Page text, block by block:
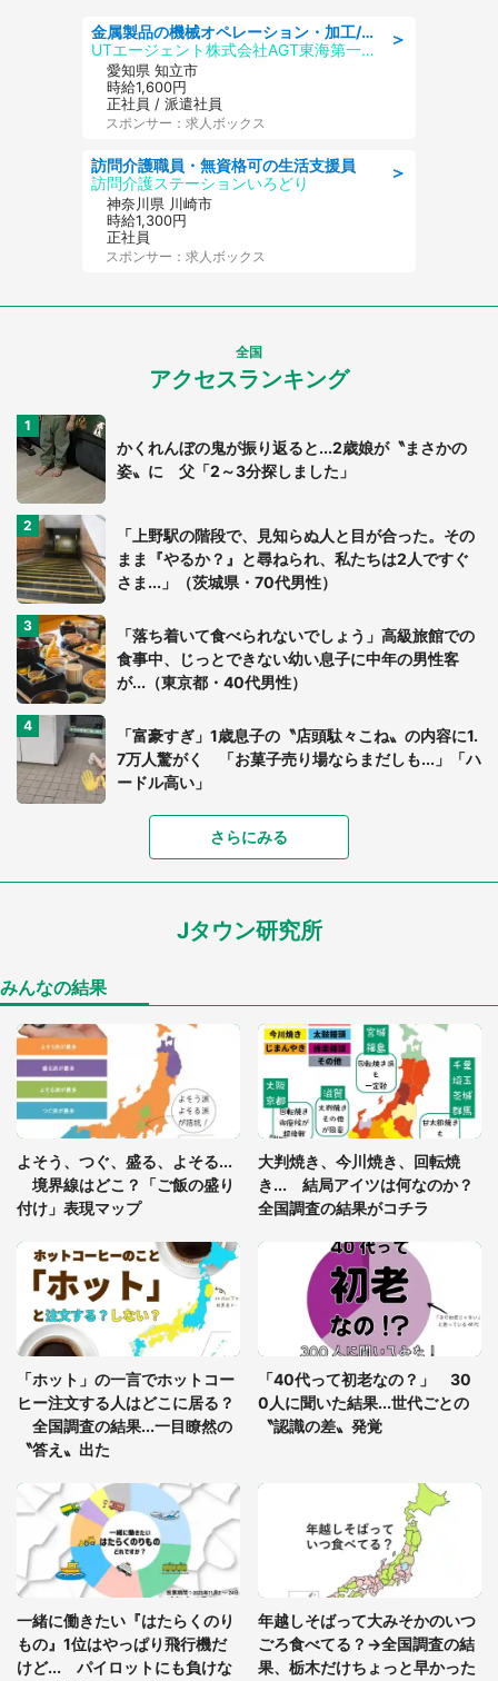
＞
金属製品の機械オペレーション・加工/寮完備/日払い/工場・製造
UTエージェント株式会社AGT東海第一CU
愛知県 知立市
時給1,600円
正社員 / 派遣社員
スポンサー：求人ボックス
＞
訪問介護職員・無資格可の生活支援員
訪問介護ステーションいろどり
神奈川県 川崎市
時給1,300円
正社員
スポンサー：求人ボックス
全国
アクセスランキング
かくれんぼの鬼が振り返ると...2歳娘が〝まさかの
姿〟に 父「2～3分探しました」
「上野駅の階段で、見知らぬ人と目が合った。その
まま『やるか？』と尋ねられ、私たちは2人ですぐ
さま...」（茨城県・70代男性）
「落ち着いて食べられないでしょう」高級旅館での
食事中、じっとできない幼い息子に中年の男性客
が...（東京都・40代男性）
「富豪すぎ」1歳息子の〝店頭駄々こね〟の内容に1.
7万人驚がく 「お菓子売り場ならまだしも...」「ハ
ードル高い」
あまりにも四角すぎる猫、激写される 「これもう
家に〝デカい蛾〟が居座り続けて3日間...ビビり続
「○○がない街に住んでいます」住人の呟きに30万
人驚がく 何が存在しないか、あなたはわかる？
「閉所恐怖症の私は新幹線で大パニック。隣席の青
年に『手を繋いで』とお願いしたら...」 体験談に
8万人感動
知らぬおじいさんがわざわざ声をかけてきて（兵庫
県・30代女性）
「ゾワゾワする」「本当に気持ち悪い」 道端でバ
グっちゃってた〝野生の野菜〟に6.5万人戦慄
さらにみる
Jタウン研究所
みんなの結果
よそう、つぐ、盛る、よそる...
境界線はどこ？「ご飯の盛り
付け」表現マップ
大判焼き、今川焼き、回転焼
き... 結局アイツは何なのか？
全国調査の結果がコチラ
「ホット」の一言でホットコー
ヒー注文する人はどこに居る？
全国調査の結果...一目瞭然の
〝答え〟出た
「40代って初老なの？」 30
0人に聞いた結果...世代ごとの
〝認識の差〟発覚
一緒に働きたい『はたらくのり
もの』1位はやっぱり飛行機だ
けど... パイロットにも負けな
年越しそばって大みそかのいつ
ごろ食べてる？→全国調査の結
果、栃木だけちょっと早かった